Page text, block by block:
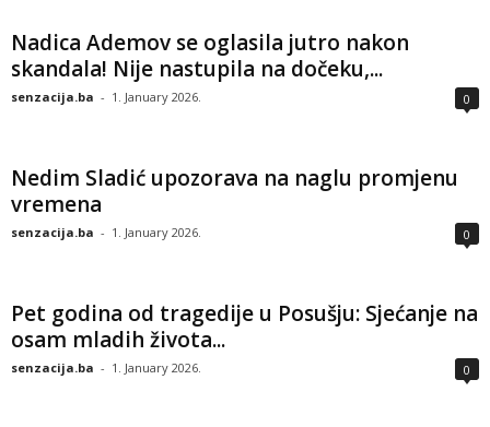
Nadica Ademov se oglasila jutro nakon
skandala! Nije nastupila na dočeku,...
senzacija.ba - 1. January 2026. 0
Nedim Sladić upozorava na naglu promjenu
vremena
senzacija.ba - 1. January 2026. 0
Pet godina od tragedije u Posušju: Sjećanje na
osam mladih života...
senzacija.ba - 1. January 2026. 0